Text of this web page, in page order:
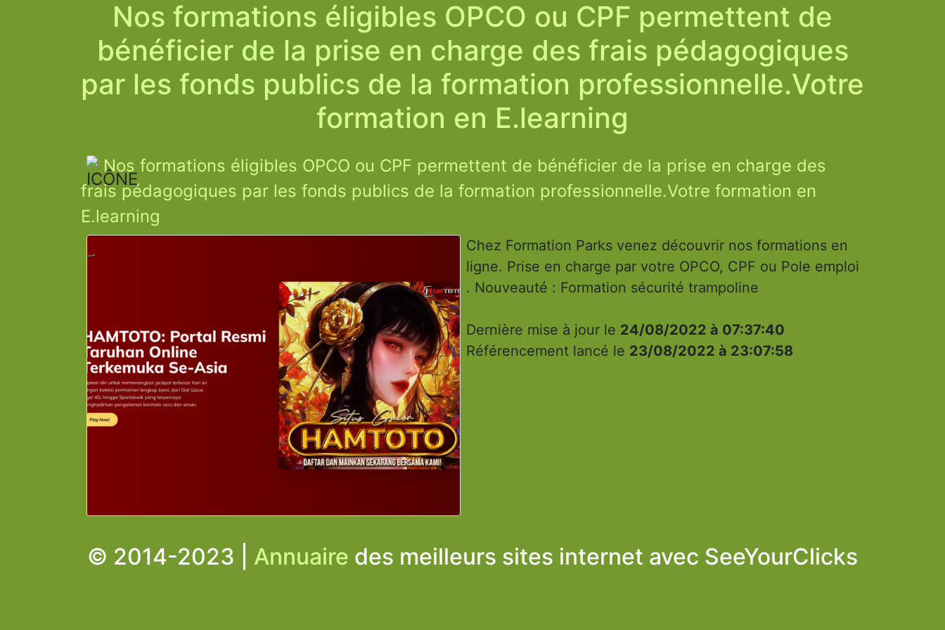
Nos formations éligibles OPCO ou CPF permettent de
bénéficier de la prise en charge des frais pédagogiques
par les fonds publics de la formation professionnelle.Votre
formation en E.learning
Nos formations éligibles OPCO ou CPF permettent de bénéficier de la prise en charge des
frais pédagogiques par les fonds publics de la formation professionnelle.Votre formation en
E.learning
Chez Formation Parks venez découvrir nos formations en
ligne. Prise en charge par votre OPCO, CPF ou Pole emploi
. Nouveauté : Formation sécurité trampoline
Dernière mise à jour le 24/08/2022 à 07:37:40
Référencement lancé le 23/08/2022 à 23:07:58
© 2014-2023 | Annuaire des meilleurs sites internet avec SeeYourClicks